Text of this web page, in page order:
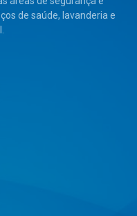
de saúde, lavanderia e